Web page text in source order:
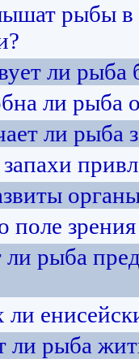
рыбы в
ли рыба
ли рыба
ли рыба
поле
рыба
ли
рыба